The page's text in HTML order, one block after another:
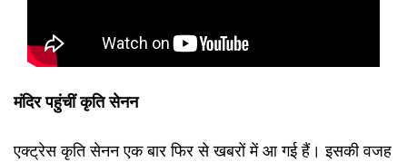
मंदिर पहुंचीं कृति सेनन
एक्ट्रेस कृति सेनन एक बार फिर से खबरों में आ गई हैं। इसकी वजह